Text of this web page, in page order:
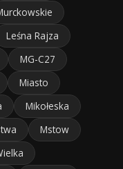
Leśna Rajza
MG-C27
Miasto
Mikołeska
Mstow